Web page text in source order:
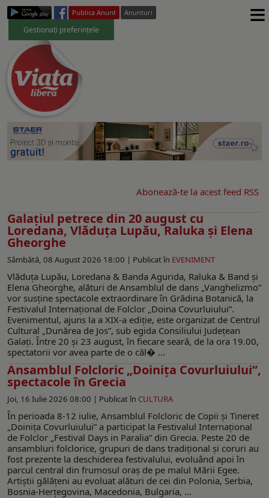
Publica Anunt Anunturi
Gestionați preferințele ≡
Abonează-te la acest feed RSS
Galaţiul petrece din 20 august cu
Loredana, Vlăduța Lupău, Raluka și Elena
Gheorghe
Sâmbătă, 08 August 2026 18:00 | Publicat în EVENIMENT
Vlăduţa Lupău, Loredana & Banda Agurida, Raluka & Band şi
Elena Gheorghe, alături de Ansamblul de dans „Vanghelizmo”
vor susţine spectacole extraordinare în Grădina Botanică, la
Festivalul Internaţional de Folclor „Doina Covurluiului”.
Evenimentul, ajuns la a XIX-a ediție, este organizat de Centrul
Cultural „Dunărea de Jos”, sub egida Consiliului Județean
Galați. Între 20 şi 23 august, în fiecare seară, de la ora 19.00,
spectatorii vor avea parte de o căl� ...
Ansamblul Folcloric „Doinița Covurluiului”,
spectacole în Grecia
Joi, 16 Iulie 2026 08:00 | Publicat în CULTURA
În perioada 8-12 iulie, Ansamblul Folcloric de Copii și Tineret
„Doinița Covurluiului” a participat la Festivalul Internațional
de Folclor „Festival Days in Paralia” din Grecia. Peste 20 de
ansambluri folclorice, grupuri de dans tradițional și coruri au
fost prezente la deschiderea festivalului, evoluând apoi în
parcul central din frumosul oraș de pe malul Mării Egee.
Artiștii gălățeni au evoluat alături de cei din Polonia, Serbia,
Bosnia-Herțegovina, Macedonia, Bulgaria, ...